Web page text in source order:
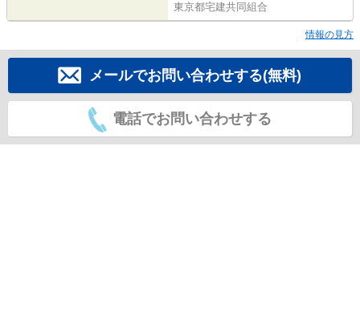
東京都宅建共同組合
情報の見方
メールでお問い合わせする(無料)
電話でお問い合わせする